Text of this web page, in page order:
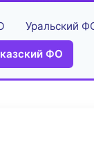
Уральский
ФО